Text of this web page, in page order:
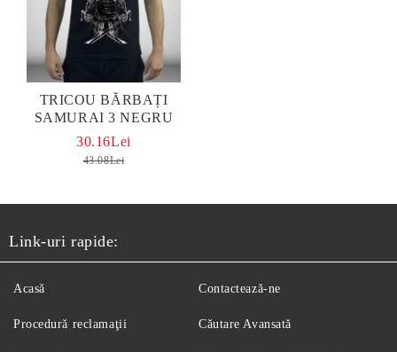
TRICOU BĂRBAȚI
SAMURAI 3 NEGRU
30.16Lei
43.08Lei
Link-uri rapide:
Acasă
Procedură reclamaţii
Contactează-ne
Căutare Avansată